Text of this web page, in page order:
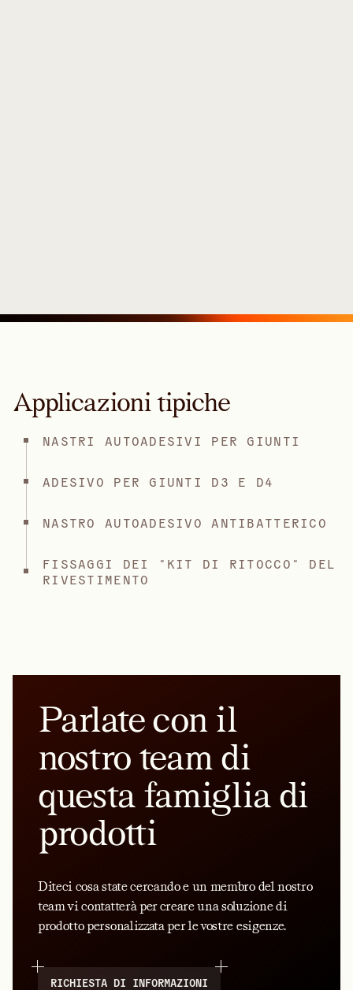
Applicazioni tipiche
NASTRI AUTOADESIVI PER GIUNTI
ADESIVO PER GIUNTI D3 E D4
NASTRO AUTOADESIVO ANTIBATTERICO
FISSAGGI DEI "KIT DI RITOCCO" DEL
RIVESTIMENTO
Parlate con il
nostro team di
questa famiglia di
prodotti
Diteci cosa state cercando e un membro del nostro
team vi contatterà per creare una soluzione di
prodotto personalizzata per le vostre esigenze.
RICHIESTA DI INFORMAZIONI